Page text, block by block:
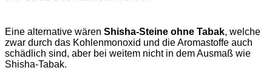
Eine alternative wären Shisha-Steine ohne Tabak, welche
zwar durch das Kohlenmonoxid und die Aromastoffe auch
schädlich sind, aber bei weitem nicht in dem Ausmaß wie
Shisha-Tabak.